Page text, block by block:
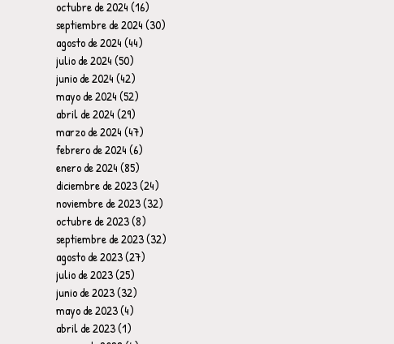
octubre de 2024(16)
septiembre de 2024(30)
agosto de 2024(44)
julio de 2024(50)
junio de 2024(42)
mayo de 2024(52)
abril de 2024(29)
marzo de 2024(47)
febrero de 2024(6)
enero de 2024(85)
diciembre de 2023(24)
noviembre de 2023(32)
octubre de 2023(8)
septiembre de 2023(32)
agosto de 2023(27)
julio de 2023(25)
junio de 2023(32)
mayo de 2023(4)
abril de 2023(1)